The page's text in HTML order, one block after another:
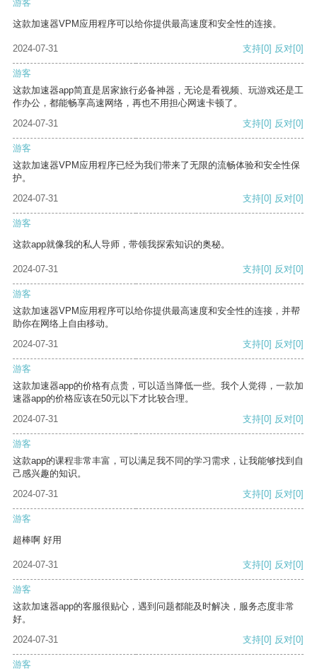
游客
这款加速器VPM应用程序可以给你提供最高速度和安全性的连接。
2024-07-31 支持[0] 反对[0]
游客
这款加速器app简直是居家旅行必备神器，无论是看视频、玩游戏还是工
作办公，都能畅享高速网络，再也不用担心网速卡顿了。
2024-07-31
支持[0] 反对[0]
游客
这款加速器VPM应用程序已经为我们带来了无限的流畅体验和安全性保
护。
2024-07-31
支持[0] 反对[0]
游客
这款app就像我的私人导师，带领我探索知识的奥秘。
2024-07-31 支持[0] 反对[0]
游客
这款加速器VPM应用程序可以给你提供最高速度和安全性的连接，并帮
助你在网络上自由移动。
2024-07-31
支持[0] 反对[0]
游客
这款加速器app的价格有点贵，可以适当降低一些。我个人觉得，一款加
速器app的价格应该在50元以下才比较合理。
2024-07-31
支持[0] 反对[0]
游客
这款app的课程非常丰富，可以满足我不同的学习需求，让我能够找到自
己感兴趣的知识。
2024-07-31
支持[0] 反对[0]
游客
超棒啊 好用
2024-07-31 支持[0] 反对[0]
游客
这款加速器app的客服很贴心，遇到问题都能及时解决，服务态度非常
好。
2024-07-31
支持[0] 反对[0]
游客